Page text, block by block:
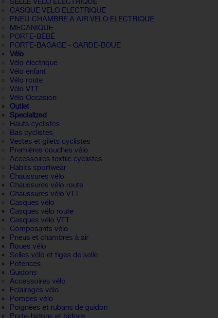
CASQUE VELO ELECTRIQUE
PNEU CHAMBRE A AIR VELO ELECTRIQUE
MECANIQUE
PORTE-BÉBÉ
PORTE-BAGAGE - GARDE-BOUE
Vélo
Vélo électrique
Vélo enfant
Vélo route
Vélo VTT
Vélo Occasion
Outlet
Specialized
Hauts cyclistes
Bas cyclistes
Vestes et gilets cyclistes
Premières couches vélo
Accessoires textile cyclistes
Habits sportwear
Chaussures vélo
Chaussures vélo route
Chaussures vélo VTT
Casques vélo
Casques vélo route
Casques vélo VTT
Composants vélo
Pneus et chambres à air
Roues vélo
Selles vélo et tiges de selle
Potences
Guidons
Accessoires vélo
Eclairages vélo
Pompes vélo
Poignées et rubans de guidon
Porte-bidons et bidons